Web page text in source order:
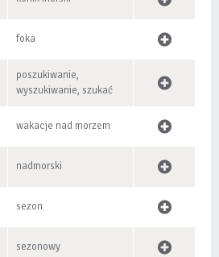
foka
poszukiwanie,
wyszukiwanie, szukać
wakacje nad morzem
nadmorski
sezon
sezonowy